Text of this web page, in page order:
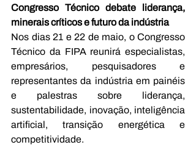
Congresso Técnico debate liderança,
minerais críticos e futuro da indústria
Nos dias 21 e 22 de maio, o Congresso
Técnico da FIPA reunirá especialistas,
empresários, pesquisadores e
representantes da indústria em painéis
e palestras sobre liderança,
sustentabilidade, inovação, inteligência
artificial, transição energética e
competitividade.